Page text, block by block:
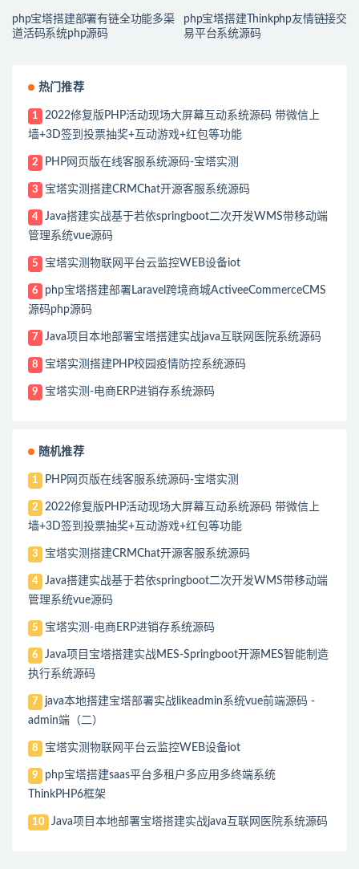
php宝塔搭建部署有链全功能多渠
道活码系统php源码
php宝塔搭建Thinkphp友情链接交
易平台系统源码
热门推荐
1
2022修复版PHP活动现场大屏幕互动系统源码 带微信上
墙+3D签到投票抽奖+互动游戏+红包等功能
2 PHP网页版在线客服系统源码-宝塔实测
3 宝塔实测搭建CRMChat开源客服系统源码
4
Java搭建实战基于若依springboot二次开发WMS带移动端
管理系统vue源码
5 宝塔实测物联网平台云监控WEB设备iot
6
php宝塔搭建部署Laravel跨境商城ActiveeCommerceCMS
源码php源码
7 Java项目本地部署宝塔搭建实战java互联网医院系统源码
8 宝塔实测搭建PHP校园疫情防控系统源码
9 宝塔实测-电商ERP进销存系统源码
随机推荐
1 PHP网页版在线客服系统源码-宝塔实测
2
2022修复版PHP活动现场大屏幕互动系统源码 带微信上
墙+3D签到投票抽奖+互动游戏+红包等功能
3 宝塔实测搭建CRMChat开源客服系统源码
4
Java搭建实战基于若依springboot二次开发WMS带移动端
管理系统vue源码
5 宝塔实测-电商ERP进销存系统源码
6
Java项目宝塔搭建实战MES-Springboot开源MES智能制造
执行系统源码
7
java本地搭建宝塔部署实战likeadmin系统vue前端源码 -
admin端（二）
8 宝塔实测物联网平台云监控WEB设备iot
9
php宝塔搭建saas平台多租户多应用多终端系统
ThinkPHP6框架
10 Java项目本地部署宝塔搭建实战java互联网医院系统源码